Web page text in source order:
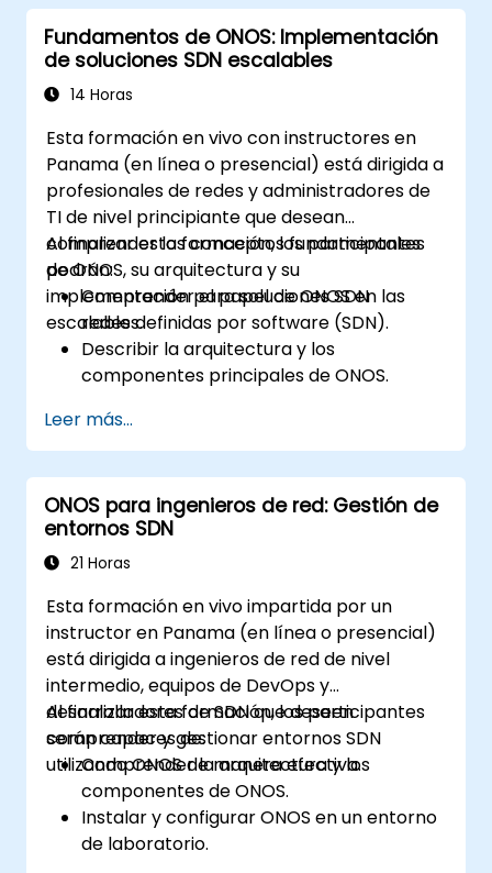
Fundamentos de ONOS: Implementación
de soluciones SDN escalables
14 Horas
Esta formación en vivo con instructores en
Panama (en línea o presencial) está dirigida a
profesionales de redes y administradores de
TI de nivel principiante que desean
comprender los conceptos fundamentales
de ONOS, su arquitectura y su
implementación para soluciones SDN
escalables.
Al finalizar esta formación, los participantes
podrán:
Comprender el papel de ONOS en las
redes definidas por software (SDN).
Describir la arquitectura y los
componentes principales de ONOS.
basado en Linux.
Configurar una red SDN básica utilizando
ONOS.
Explorar las características de ONOS
para gestionar y escalar la
infraestructura de red.
Leer más...
ONOS para ingenieros de red: Gestión de
entornos SDN
21 Horas
Esta formación en vivo impartida por un
instructor en Panama (en línea o presencial)
está dirigida a ingenieros de red de nivel
intermedio, equipos de DevOps y
desarrolladores de SDN que deseen
comprender y gestionar entornos SDN
utilizando ONOS de manera efectiva.
Al finalizar esta formación, los participantes
serán capaces de:
Comprender la arquitectura y los
componentes de ONOS.
Instalar y configurar ONOS en un entorno
de laboratorio.